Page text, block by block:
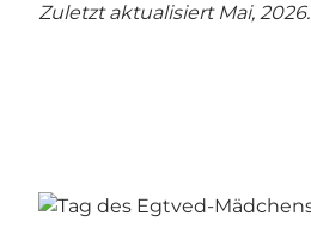
Zuletzt aktualisiert Mai, 2026.